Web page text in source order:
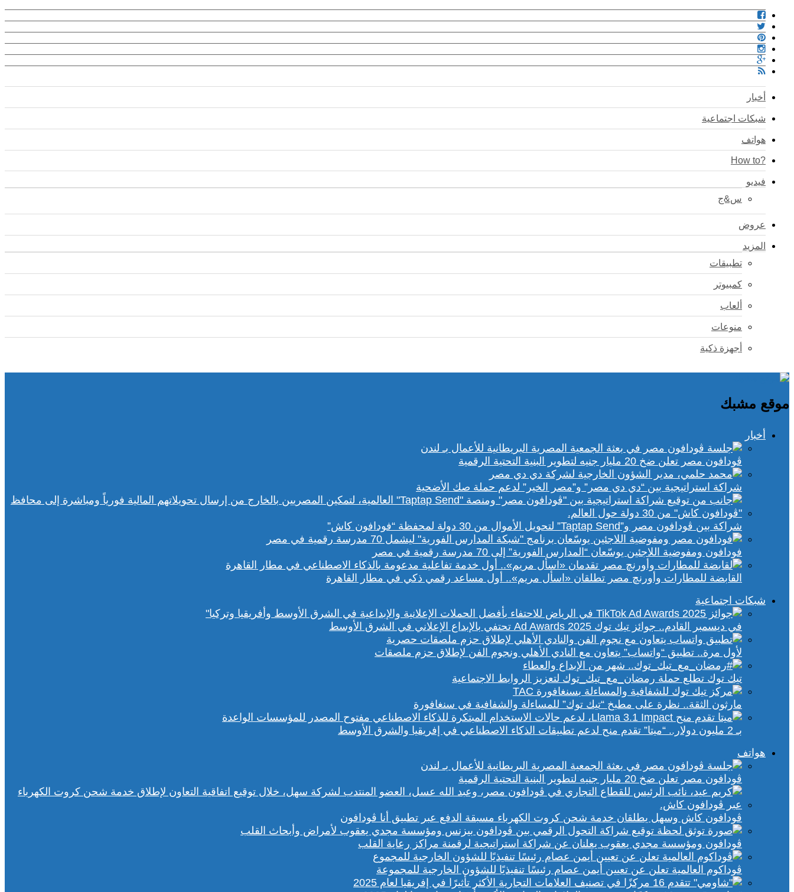
أخبار
شبكات اجتماعية
هواتف
?How to
فيديو
س&ج
عروض
المزيد
تطبيقات
كمبيوتر
ألعاب
منوعات
أجهزة ذكية
موقع مشبك
أخبار
ڤودافون مصر تعلن ضخ 20 مليار جنيه لتطوير البنية التحتية الرقمية
شراكة استراتيجية بين “دي دي مصر” و”مصر الخير” لدعم حملة صك الأضحية
شراكة بين ڤودافون مصر و”Taptap Send” لتحويل الأموال من 30 دولة لمحفظة “فودافون كاش”
فودافون ومفوضية اللاجئين يوسّعان “المدارس الفورية” إلى 70 مدرسة رقمية في مصر
القابضة للمطارات وأورنچ مصر تطلقان «اسأل مريم».. أول مساعد رقمي ذكي في مطار القاهرة
شبكات اجتماعية
في ديسمبر القادم.. جوائز تيك توك Ad Awards 2025 تحتفي بالإبداع الإعلاني في الشرق الأوسط
لأول مرة.. تطبيق “واتساب” يتعاون مع النادي الأهلي ونجوم الفن لإطلاق حزم ملصقات
تيك توك تطلع حملة رمضان_مع_تيك_توك لتعزيز الروابط الاجتماعية
مارثون الثقة.. نظرة على مطبخ “تيك توك” للمساءلة والشفافية في سنغافورة
بـ 2 مليون دولار.. “ميتا” تقدم منح لدعم تطبيقات الذكاء الاصطناعي في إفريقيا والشرق الأوسط
هواتف
ڤودافون مصر تعلن ضخ 20 مليار جنيه لتطوير البنية التحتية الرقمية
ڤودافون كاش وسهل يطلقان خدمة شحن كروت الكهرباء مسبقة الدفع عبر تطبيق أنا ڤودافون
ڤودافون ومؤسسة مجدي يعقوب يعلنان عن شراكة استراتيجية لرقمنة مراكز رعاية القلب
ڤوداكوم العالمية تعلن عن تعيين أيمن عصام رئيسًا تنفيذيًا للشؤون الخارجية للمجموعة